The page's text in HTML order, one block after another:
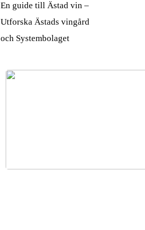
En guide till Ästad vin –
Utforska Ästads vingård
och Systembolaget